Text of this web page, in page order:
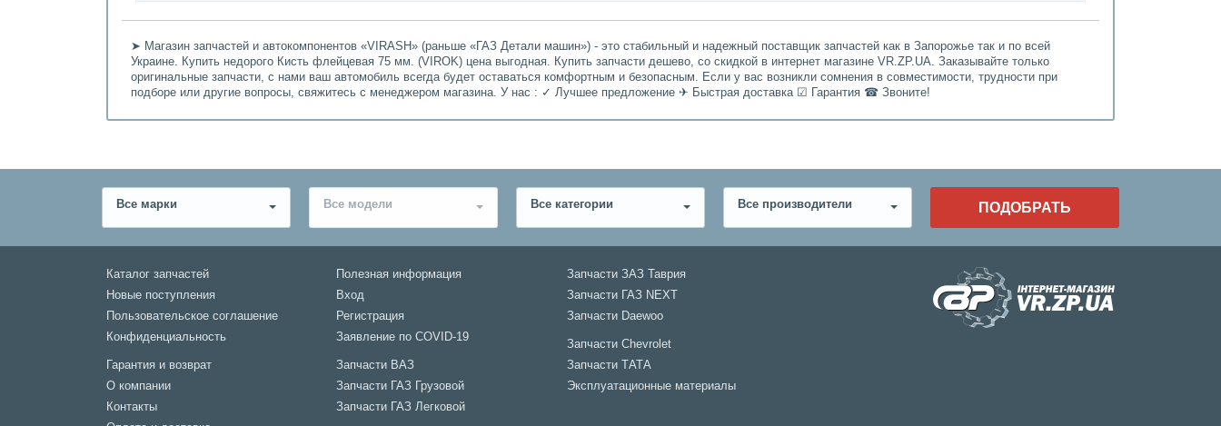
➤ Магазин запчастей и автокомпонентов «VIRASH» (раньше «ГАЗ Детали машин») - это стабильный и надежный поставщик запчастей как в Запорожье так и по всей
Украине. Купить недорого Кисть флейцевая 75 мм. (VIROK) цена выгодная. Купить запчасти дешево, со скидкой в интернет магазине VR.ZP.UA. Заказывайте только
оригинальные запчасти, с нами ваш автомобиль всегда будет оставаться комфортным и безопасным. Если у вас возникли сомнения в совместимости, трудности при
подборе или другие вопросы, свяжитесь с менеджером магазина. У нас : ✓ Лучшее предложение ✈ Быстрая доставка ☑ Гарантия ☎ Звоните!
Все марки Все модели Все категории Все производители ПОДОБРАТЬ
Каталог запчастей
Новые поступления
Пользовательское соглашение
Конфиденциальность
Гарантия и возврат
О компании
Контакты
Полезная информация
Вход
Регистрация
Заявление по COVID-19
Запчасти ВАЗ
Запчасти ГАЗ Грузовой
Запчасти ГАЗ Легковой
Запчасти ЗАЗ Таврия
Запчасти ГАЗ NEXT
Запчасти Daewoo
Запчасти Chevrolet
Запчасти ТАТА
Эксплуатационные материалы